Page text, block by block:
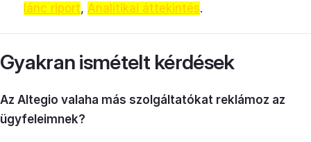
lánc riport, Analitikai áttekintés.
Gyakran ismételt kérdések
Az Altegio valaha más szolgáltatókat reklámoz az
ügyfeleimnek?